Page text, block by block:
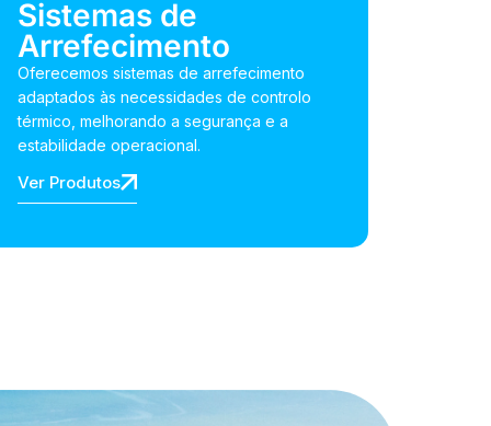
Sistemas de
Arrefecimento
Oferecemos sistemas de arrefecimento
adaptados às necessidades de controlo
térmico, melhorando a segurança e a
estabilidade operacional.
Ver Produtos